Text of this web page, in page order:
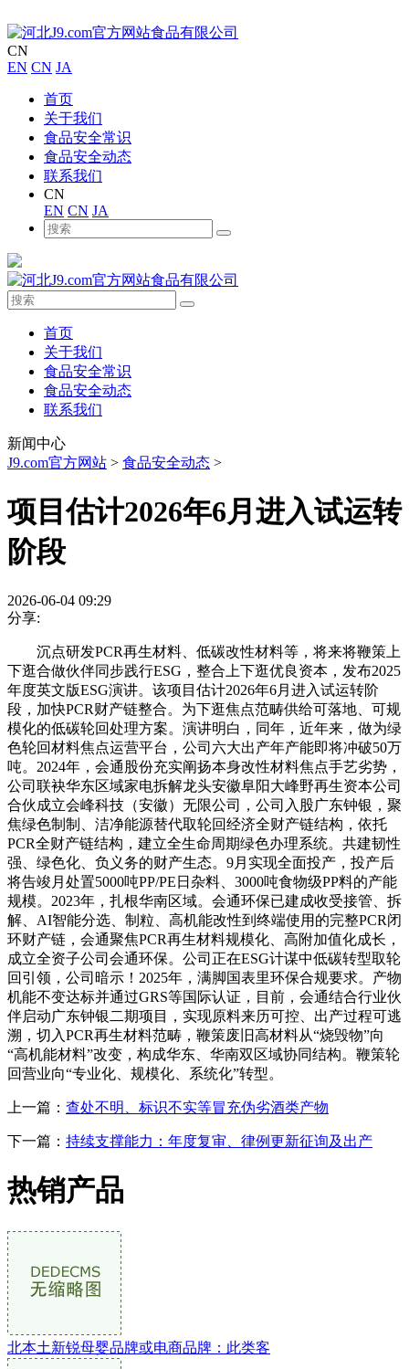
CN
EN CN JA
首页
关于我们
食品安全常识
食品安全动态
联系我们
CN
EN CN JA
首页
关于我们
食品安全常识
食品安全动态
联系我们
新闻中心
J9.com官方网站 > 食品安全动态 >
项目估计2026年6月进入试运转
阶段
2026-06-04 09:29
分享:
沉点研发PCR再生材料、低碳改性材料等，将来将鞭策上
下逛合做伙伴同步践行ESG，整合上下逛优良资本，发布2025
年度英文版ESG演讲。该项目估计2026年6月进入试运转阶
段，加快PCR财产链整合。为下逛焦点范畴供给可落地、可规
模化的低碳轮回处理方案。演讲明白，同年，近年来，做为绿
色轮回材料焦点运营平台，公司六大出产年产能即将冲破50万
吨。2024年，会通股份充实阐扬本身改性材料焦点手艺劣势，
公司联袂华东区域家电拆解龙头安徽阜阳大峰野再生资本公司
合伙成立会峰科技（安徽）无限公司，公司入股广东钟银，聚
焦绿色制制、洁净能源替代取轮回经济全财产链结构，依托
PCR全财产链结构，建立全生命周期绿色办理系统。共建韧性
强、绿色化、负义务的财产生态。9月实现全面投产，投产后
将告竣月处置5000吨PP/PE日杂料、3000吨食物级PP料的产能
规模。2023年，扎根华南区域。会通环保已建成收受接管、拆
解、AI智能分选、制粒、高机能改性到终端使用的完整PCR闭
环财产链，会通聚焦PCR再生材料规模化、高附加值化成长，
成立全资子公司会通环保。公司正在ESG计谋中低碳转型取轮
回引领，公司暗示！2025年，满脚国表里环保合规要求。产物
机能不变达标并通过GRS等国际认证，目前，会通结合行业伙
伴启动广东钟银二期项目，实现原料来历可控、出产过程可逃
溯，切入PCR再生材料范畴，鞭策废旧高材料从“烧毁物”向
“高机能材料”改变，构成华东、华南双区域协同结构。鞭策轮
回营业向“专业化、规模化、系统化”转型。
上一篇： 查处不明、标识不实等冒充伪劣酒类产物
下一篇： 持续支撑能力：年度复审、律例更新征询及出产
热销产品
北本土新锐母婴品牌或电商品牌：此类客